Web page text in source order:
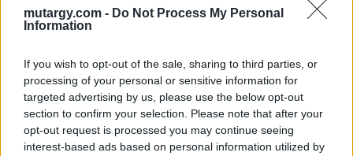
mutargy.com - Do Not Process My Personal
Information
If you wish to opt-out of the sale, sharing to third parties, or
processing of your personal or sensitive information for
targeted advertising by us, please use the below opt-out
section to confirm your selection. Please note that after your
opt-out request is processed you may continue seeing
interest-based ads based on personal information utilized by
Tételszám: 24
Eladó adatai
Eladó: BÁV ART Aukciósház és
Galéria
Cím: BÁV ZRt.
1027 Budapest, Csalogány u.